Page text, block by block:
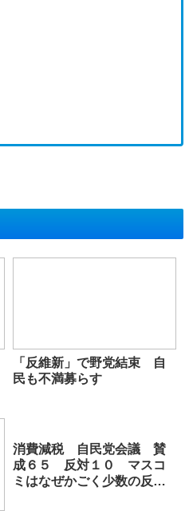
「反維新」で野党結束 自
民も不満募らす
消費減税 自民党会議 賛
成６５ 反対１０ マスコ
ミはなぜかごく少数の反対